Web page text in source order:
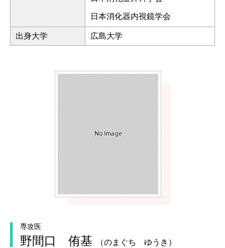
日本消化器内視鏡学会
出身大学 広島大学
専攻医
野間口 侑基 （のまぐち ゆうき）